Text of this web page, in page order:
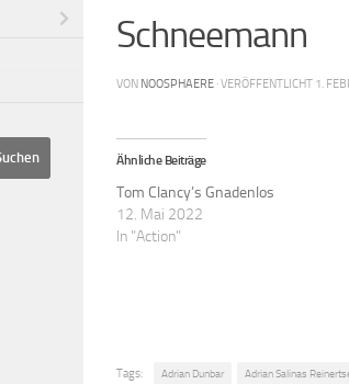
Schneemann
VON NOOSPHAERE · VERÖFFENTLICHT 1.
Ähnliche Beiträge
Tom Clancy’s Gnadenlos
12. Mai 2022
In "Action"
Tags: Adrian Dunbar Adrian Salinas